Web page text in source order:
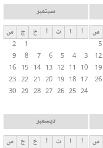
س
5
12
19
26
سبتمبر
أ ا ث أ خ ج
س
1
2
3
4
5
6
7
8
9
10
11
12
13
14
15
16
17
18
19
20
21
22
23
24
25
26
27
28
29
30
س
ديسمبر
أ ا ث أ خ ج
س